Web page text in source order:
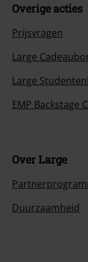
Overige acties
Prijsvragen
Large
Large
EMP Backstage
Over Large
Duurzaamheid